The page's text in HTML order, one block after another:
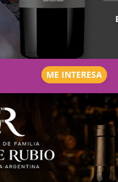
ME INTERESA